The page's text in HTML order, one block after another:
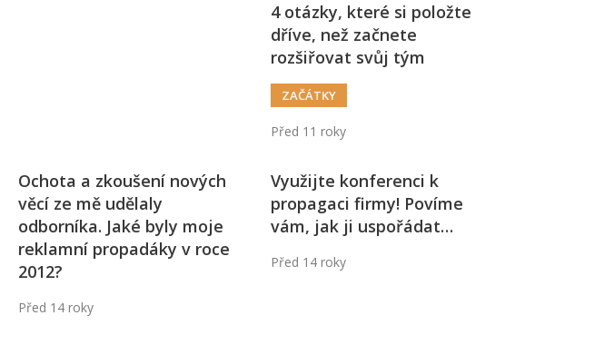
4 otázky, které si položte
dříve, než začnete
rozšiřovat svůj tým
ZAČÁTKY
Před 11 roky
Ochota a zkoušení nových
věcí ze mě udělaly
odborníka. Jaké byly moje
reklamní propadáky v roce
2012?
Před 14 roky
Využijte konferenci k
propagaci firmy! Povíme
vám, jak ji uspořádat…
Před 14 roky